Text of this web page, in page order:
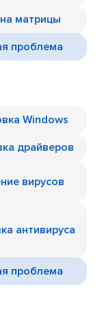
матрицы
проблема
Windows
драйверов
вирусов
антивируса
проблема